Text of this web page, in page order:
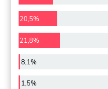
20,5%
21,8%
8,1%
1,5%